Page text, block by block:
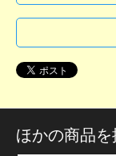
ほかの商品を